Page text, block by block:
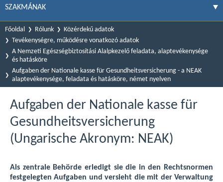
SZAKMÁNAK
Főoldal Rólunk
Közérdekű adatok
Tevékenységre, működésre vonatkozó adatok
A Nemzeti Egészségbiztosítási Alalpkezelő feladata, alaptevékenysége
és hatásköre
Aufgaben der Nationale kasse für Gesundheitsversicherung - a NEAK
alaptevékenysége, feladata és hatásköre, német nyelven
Aufgaben der Nationale kasse für
Gesundheitsversicherung
(Ungarische Akronym: NEAK)
Als zentrale Behörde erledigt sie die in den Rechtsnormen
festgelegten Aufgaben und versieht die mit der Verwaltung